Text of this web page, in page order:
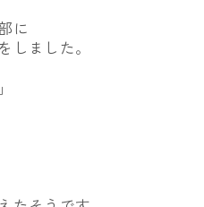
に
しました。